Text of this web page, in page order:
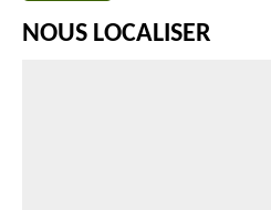
NOUS LOCALISER